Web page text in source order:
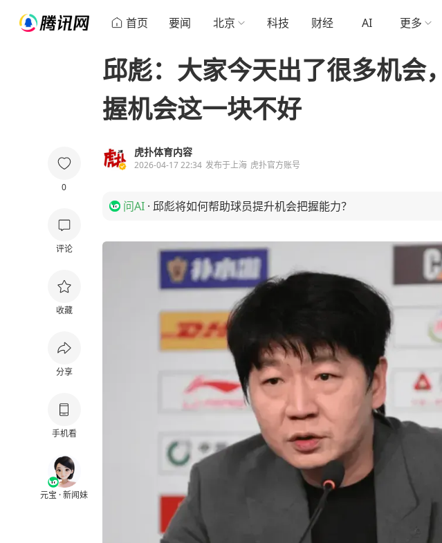
首页 要闻 北京 科技 财经 AI 更多
0
评论
收藏
分享
手机看
元宝 · 新闻妹
邱彪：大家今天出了很多机会
握机会这一块不好
虎扑体育内容
2026-04-17 22:34 发布于上海 虎扑官方账号
问AI · 邱彪将如何帮助球员提升机会把握能力？